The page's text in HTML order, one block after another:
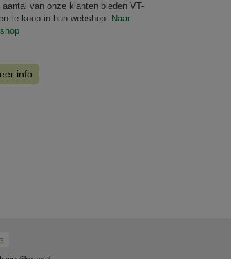
aantal van onze klanten bieden VT-
te koop in hun webshop. Naar
info